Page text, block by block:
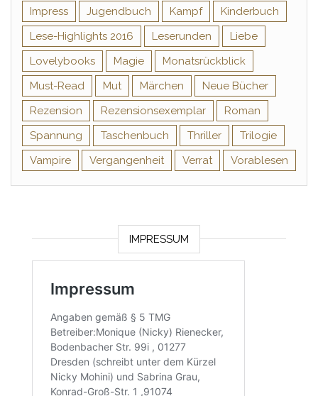
Impress
Jugendbuch Kampf
Kinderbuch
Lese-Highlights 2016
Leserunden
Liebe
Lovelybooks
Magie
Monatsrückblick
Must-Read
Mut Märchen
Neue Bücher
Rezension
Rezensionsexemplar
Roman
Spannung
Taschenbuch Thriller
Trilogie
Vampire
Vergangenheit Verrat Vorablesen
IMPRESSUM